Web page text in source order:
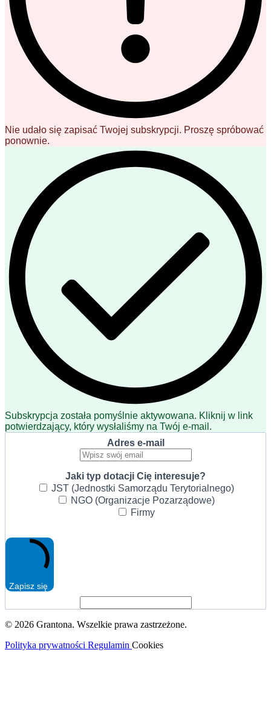
Nie udało się zapisać Twojej subskrypcji. Proszę spróbować
ponownie.
Subskrypcja została pomyślnie aktywowana. Kliknij w link
potwierdzający, który wysłaliśmy na Twój e-mail.
Adres e-mail
Jaki typ dotacji Cię interesuje?
JST (Jednostki Samorządu Terytorialnego)
NGO (Organizacje Pozarządowe)
Firmy
Zapisz się
© 2026 Grantona. Wszelkie prawa zastrzeżone.
Polityka prywatności Regulamin Cookies